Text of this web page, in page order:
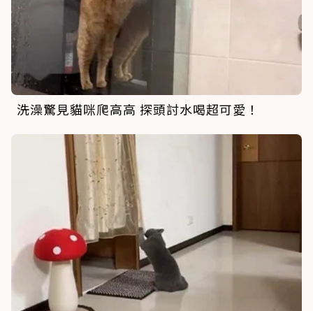
洗澡驚見貓咪爬高高 探頭討水喝超可愛！